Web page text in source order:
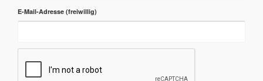
E-Mail-Adresse